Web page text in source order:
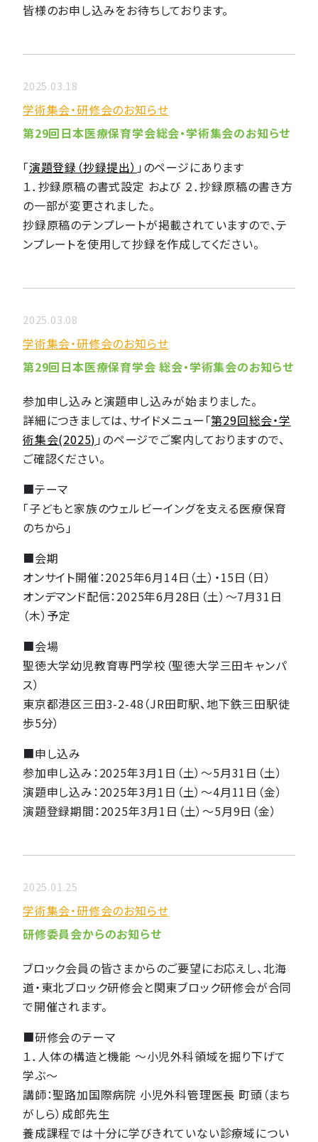
皆様のお申し込みをお待ちしております。
2025.03.18
学術集会・研修会のお知らせ
第29回日本医療保育学会総会・学術集会のお知らせ
「演題登録（抄録提出） 」のページにあります
１．抄録原稿の書式設定 および ２．抄録原稿の書き方
の一部が変更されました。
抄録原稿のテンプレートが掲載されていますので、テ
ンプレートを使用して抄録を作成してください。
2025.03.08
学術集会・研修会のお知らせ
第29回日本医療保育学会 総会・学術集会のお知らせ
参加申し込みと演題申し込みが始まりました。
詳細につきましては、サイドメニュー「第29回総会・学
術集会(2025)」のページでご案内しておりますので、
ご確認ください。
■テーマ
「子どもと家族のウェルビーイングを支える医療保育
のちから」
■会期
オンサイト開催：2025年6月14日（土）・15日（日）
オンデマンド配信：2025年6月28日（土）～7月31日
（木）予定
■会場
聖徳大学幼児教育専門学校（聖徳大学三田キャンパ
ス）
東京都港区三田3-2-48（JR田町駅、地下鉄三田駅徒
歩5分）
■申し込み
参加申し込み：2025年3月1日（土）〜5月31日（土）
演題申し込み：2025年3月1日（土）〜4月11日（金）
演題登録期間：2025年3月1日（土）〜5月9日（金）
2025.01.25
学術集会・研修会のお知らせ
研修委員会からのお知らせ
ブロック会員の皆さまからのご要望にお応えし、北海
道・東北ブロック研修会と関東ブロック研修会が合同
で開催されます。
■研修会のテーマ
１．人体の構造と機能 ～小児外科領域を掘り下げて
学ぶ～
講師：聖路加国際病院 小児外科管理医長 町頭（まち
がしら）成郎先生
養成課程では十分に学びきれていない診療域につい